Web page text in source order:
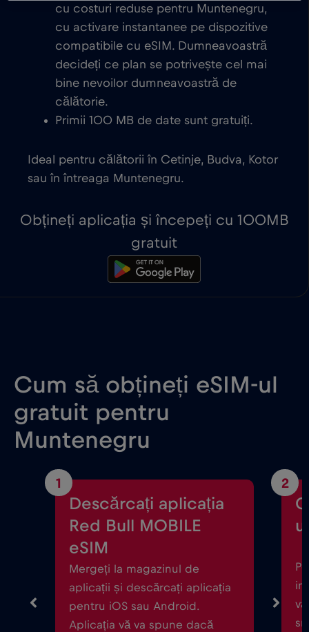
cu costuri reduse pentru Muntenegru,
cu activare instantanee pe dispozitive
compatibile cu eSIM. Dumneavoastră
decideți ce plan se potrivește cel mai
bine nevoilor dumneavoastră de
călătorie.
Primii 100 MB de date sunt gratuiți.
Ideal pentru călătorii în Cetinje, Budva, Kotor
sau în întreaga Muntenegru.
Obțineți aplicația și începeți cu 100MB
gratuit
Cum să obțineți eSIM-ul
gratuit pentru
Muntenegru
1
Descărcați aplicația
Red Bull MOBILE
eSIM
Mergeți la magazinul de
aplicații și descărcați aplicația
pentru iOS sau Android.
Aplicația vă va spune dacă
2
ul